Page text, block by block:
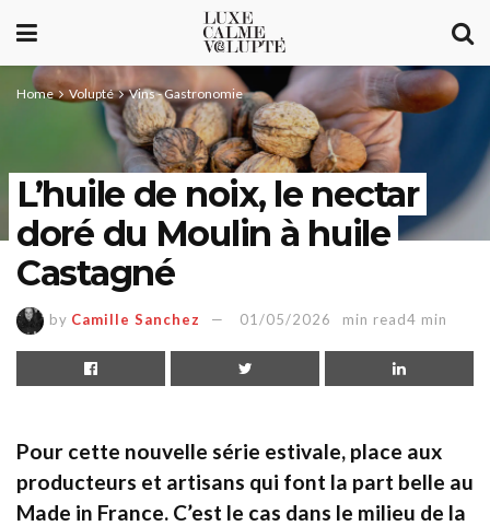
Home Volupté Vins - Gastronomie
L’huile de noix, le nectar
doré du Moulin à huile
Castagné
by Camille Sanchez 01/05/2026 min read4 min
Pour cette nouvelle série estivale, place aux
producteurs et artisans qui font la part belle au
Made in France. C’est le cas dans le milieu de la